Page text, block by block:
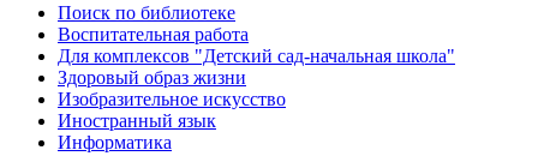
Поиск по библиотеке
Воспитательная работа
Для комплексов "Детский сад-начальная школа"
Здоровый образ жизни
Изобразительное искусство
Иностранный язык
Информатика